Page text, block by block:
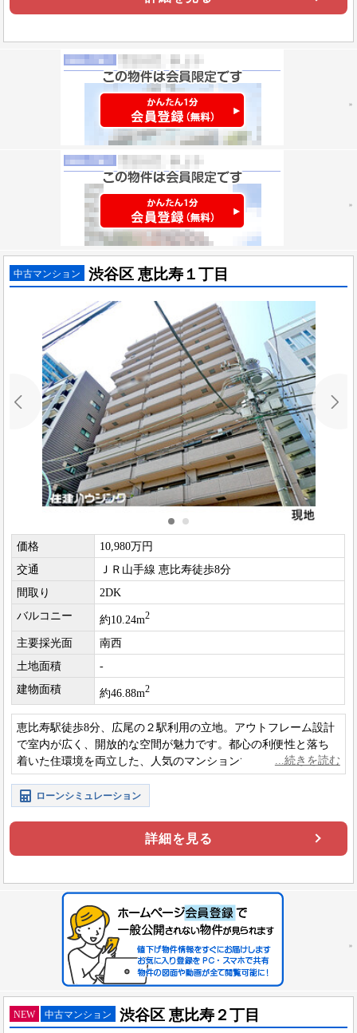
中古マンション 渋谷区 恵比寿１丁目
価格
10,980万円
交通
ＪＲ山手線 恵比寿徒歩8分
間取り
2DK
バルコニー
約10.24m2
主要採光面
南西
土地面積
-
建物面積
約46.88m2
恵比寿駅徒歩8分、広尾の２駅利用の立地。アウトフレーム設計
で室内が広く、開放的な空間が魅力です。都心の利便性と落ち
着いた住環境を両立した、人気のマンションです。
ローンシミュレーション
詳細を見る
NEW 中古マンション 渋谷区 恵比寿２丁目